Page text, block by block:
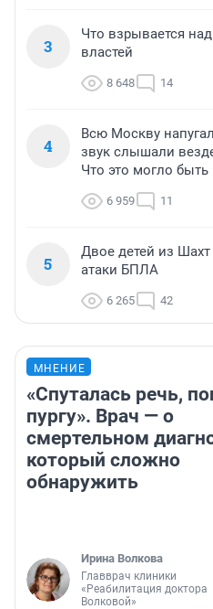
3
Что взрывается
властей
8 648 14
4
Всю Москву
звук слышали
Что это могло быть
6 959 11
5
Двое детей из
атаки БПЛА
6 265 42
МНЕНИЕ
«Спуталась речь,
пургу». Врач — о
смертельном
который сложно
обнаружить
Ирина Волкова
Главврач клиники
«Реабилитация доктора
Волковой»